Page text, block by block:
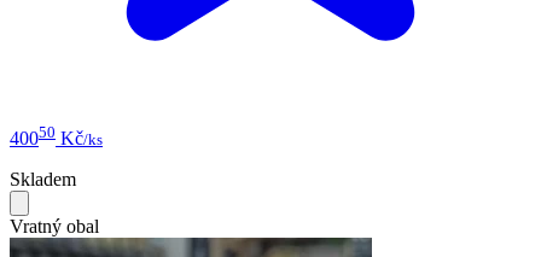
40050 Kč/ks
Skladem
Vratný obal